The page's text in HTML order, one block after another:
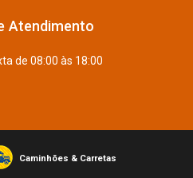
Atendimento
de 08:00 às 18:00
Caminhões & Carretas